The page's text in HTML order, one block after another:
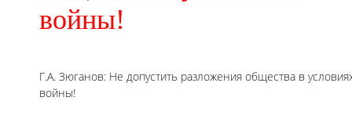
войны!
Г.А. Зюганов: Не допустить разложения общества в
войны!